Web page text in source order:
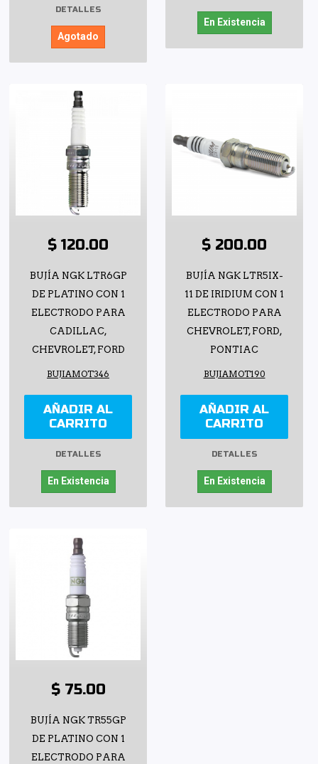
DETALLES
Agotado
En Existencia
$ 120.00
BUJÍA NGK LTR6GP
DE PLATINO CON 1
ELECTRODO PARA
CADILLAC,
CHEVROLET, FORD
BUJIAMOT346
AÑADIR AL
CARRITO
DETALLES
En Existencia
$ 200.00
BUJÍA NGK LTR5IX-
11 DE IRIDIUM CON 1
ELECTRODO PARA
CHEVROLET, FORD,
PONTIAC
BUJIAMOT190
AÑADIR AL
CARRITO
DETALLES
En Existencia
$ 75.00
BUJÍA NGK TR55GP
DE PLATINO CON 1
ELECTRODO PARA